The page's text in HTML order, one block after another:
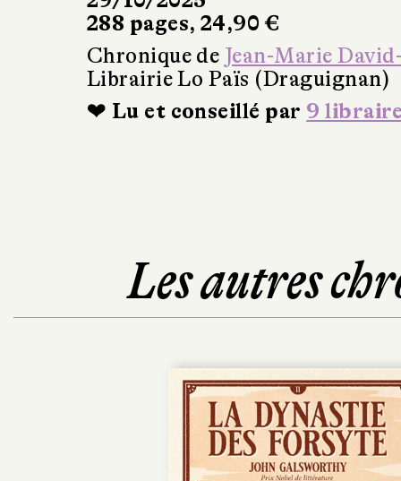
288 pages, 24,90 €
Chronique de Jean-Marie
Librairie Lo Païs (Draguignan)
❤ Lu et conseillé par 9
Les autres